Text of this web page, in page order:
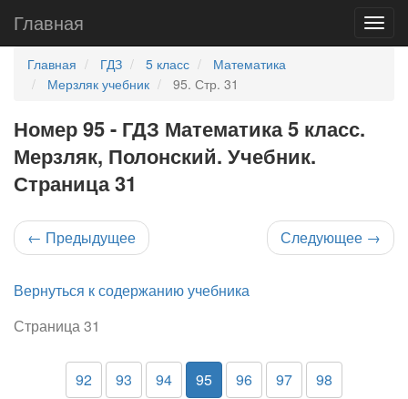
Главная
Главная ГДЗ 5 класс
Математика
Мерзляк учебник
95. Стр. 31
Номер 95 - ГДЗ Математика 5 класс.
Мерзляк, Полонский. Учебник.
Страница 31
← Предыдущее Следующее →
Вернуться к содержанию учебника
Страница 31
92 93 94 95 96 97 98